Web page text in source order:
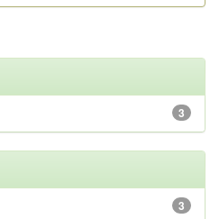
3
3